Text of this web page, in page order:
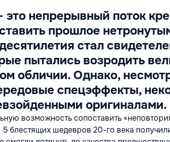
непрерывный поток
прошлое
стал
пытались возродить
обличии. Однако,
спецэффекты,
оригиналами.
возможность сопоставить
блестящих шедевров 20-го века